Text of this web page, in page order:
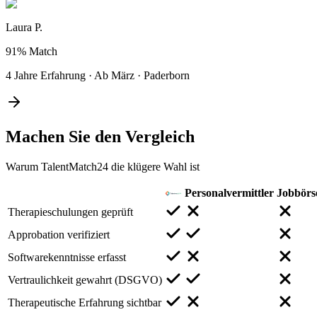
Laura P.
91% Match
4 Jahre Erfahrung · Ab März · Paderborn
Machen Sie den Vergleich
Warum TalentMatch24 die klügere Wahl ist
Personalvermittler
Therapieschulungen geprüft
Approbation verifiziert
Softwarekenntnisse erfasst
Vertraulichkeit gewahrt (DSGVO)
Therapeutische Erfahrung sichtbar